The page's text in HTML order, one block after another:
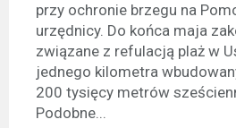
przy ochronie brzegu na
urzędnicy. Do końca maja
związane z refulacją plaż w
jednego kilometra
200 tysięcy metrów
Podobne...